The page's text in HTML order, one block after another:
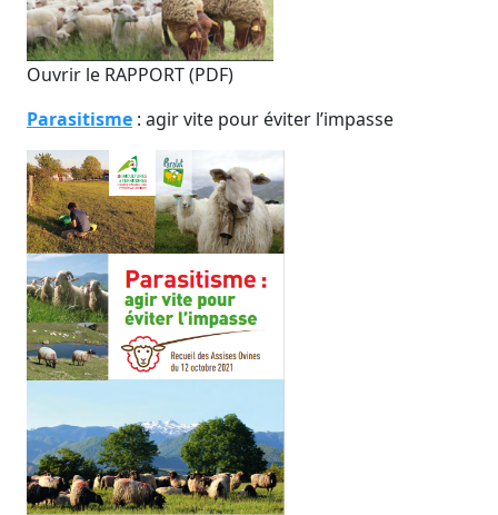
Ouvrir le RAPPORT (PDF)
Parasitisme : agir vite pour éviter l’impasse